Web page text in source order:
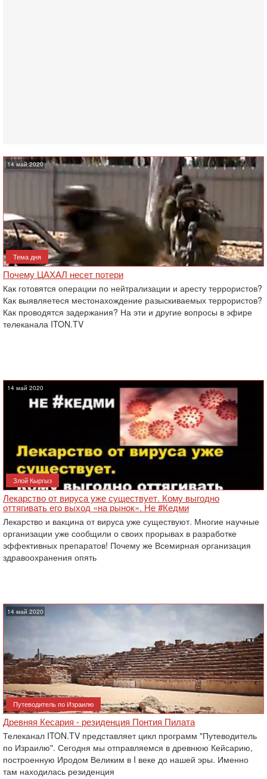
14 май 2020
Тема дня
Почему ЦАХАЛ несет потери
Как готовятся операции по нейтрализации и аресту террористов?
Как выявляетеся местонахождение разыскиваемых террористов?
Как проводятся задержания? На эти и другие вопросы в эфире
телеканала ITON.TV
14 май 2020
Злой Кыргыз
Лекарство от вируса уже существует. Кому выгодно
оттягивать его выход «на рынок». Не #Кедми
Лекарство и вакцина от вируса уже существуют. Многие научные
организации уже сообщили о своих прорывах в разработке
эффективных препаратов! Почему же Всемирная организация
здравоохранения опять
14 май 2020
Путеводитель по Израилю
Древняя Кесария - резиденция Понтия Пилата
Телеканал ITON.TV представляет цикл программ "Путеводитель
по Израилю". Сегодня мы отправляемся в древнюю Кейсарию,
построенную Иродом Великим в I веке до нашей эры. Именно
там находилась резиденция